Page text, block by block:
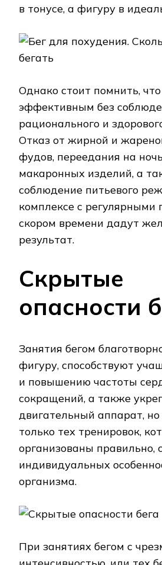
в тонусе, а фигуру в
Бег для похудения.
бегать
Однако стоит помнить,
эффективным без
рационального и
Отказ от жирной и
фудов, переедания на
макаронных изделий, а
соблюдение питьевого
комплексе с регулярными
скором времени дадут
результат.
Скрытые
опасности
Занятия бегом
фигуру, способствуют
и повышению частоты
сокращений, а также
двигательный аппарат, но
только тех тренировок,
организованы правильно,
индивидуальных
организма.
Скрытые опасности бега
При занятиях бегом с